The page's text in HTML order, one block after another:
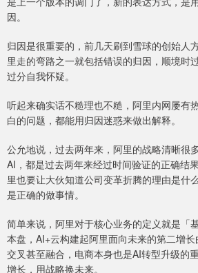
因。
归因是很重要的，前几天刷到雪球的创始人
里走的弯路之一就包括错误的归因，顺境时
过分自我怀疑。
听起来确实话不糙理也不糙，阿里内网屡有
白的问题，都能用归因迷惑来做出解释。
公允地说，过去两年来，阿里的战略清晰很
AI，都是过去两年来经过时间验证的正确结
里也要让大伙知道公司变革折腾的理由是什
是正确的做事情。
简单来说，阿里对于核心业务的定义就是「
本盘，AI+云构建起阿里面向未来的第二增
交叉甚至融合，电商本身也是AI转型升级的
增长，用战略换未来。